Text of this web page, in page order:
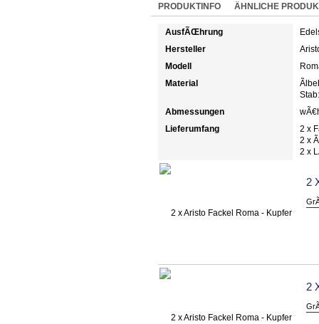
PRODUKTINFO ÄHNLICHE
AusfÃŒhrung
Hersteller
Modell
Material
Abmessungen
Lieferumfang
2 x
2 x
2 x
2
2